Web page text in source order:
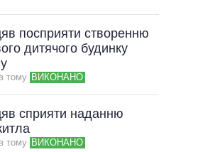
ОБІЦЯНКИ
У ПРОЦЕСІ
ВСІ ОБІЦЯНКИ
посприяти створенню
дитячого будинку
тому ВИКОНАНО
сприяти наданню
тому ВИКОНАНО